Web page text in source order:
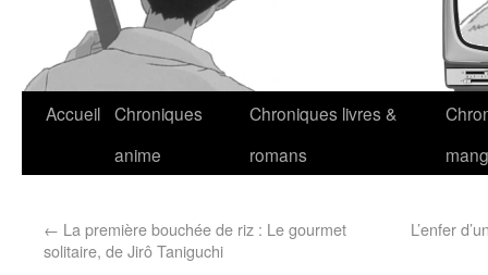
Accueil Chroniques
anime
Chroniques livres &
romans
← La première bouchée de riz : Le gourmet
solitaire, de Jirô Taniguchi
L’enfer